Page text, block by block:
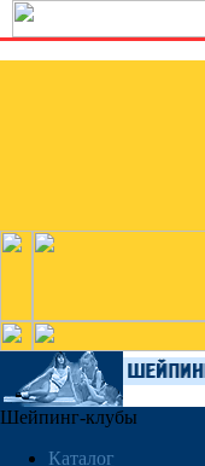
Шейпинг-клубы
Каталог